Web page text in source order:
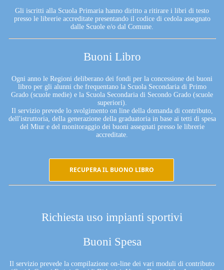
Gli iscritti alla Scuola Primaria hanno diritto a ritirare i libri di testo
presso le librerie accreditate presentando il codice di cedola assegnato
dalle Scuole e/o dal Comune.
Buoni Libro
Ogni anno le Regioni deliberano dei fondi per la concessione dei buoni
libro per gli alunni che frequentano la Scuola Secondaria di Primo
Grado (scuole medie) e la Scuola Secondaria di Secondo Grado (scuole
superiori).
Il servizio prevede lo svolgimento on line della domanda di contributo,
dell'istruttoria, della generazione della graduatoria in base ai tetti di spesa
del Miur e del monitoraggio dei buoni assegnati presso le librerie
accreditate.
RECUPERA IL BUONO LIBRO
Richiesta uso impianti sportivi
Buoni Spesa
Il servizio prevede la compilazione on-line dei vari moduli di contributo